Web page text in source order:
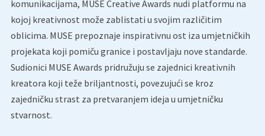
komunikacijama, MUSE Creative Awards nudi platformu na
kojoj kreativnost može zablistati u svojim različitim
oblicima. MUSE prepoznaje inspirativnu ost iza umjetničkih
projekata koji pomiču granice i postavljaju nove standarde.
Sudionici MUSE Awards pridružuju se zajednici kreativnih
kreatora koji teže briljantnosti, povezujući se kroz
zajedničku strast za pretvaranjem ideja u umjetničku
stvarnost.